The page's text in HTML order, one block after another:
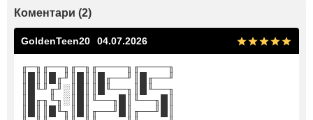
Коментари (2)
GoldenTeen20 04.07.2026
╓─╖╓──╖╓─╖╓────╖╓────╖
║█║║█╓╜║█║║█╓──╜║█╓──╜
║█╙╜╓╜░║█║║█╙──╖║█╙──╖
║█╓╖╙╖░║█║╙──╖█║╙──╖█║
║█║║█╙╖║█║╓──╜█║╓──╜█║